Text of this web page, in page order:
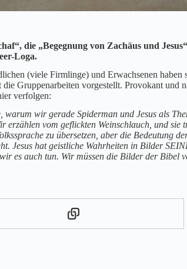
die „Begegnung von Zachäus und
Loga.
(viele Firmlinge) und Erwachsenen
Gruppenarbeiten vorgestellt. Provokant
verfolgen:
warum wir gerade Spiderman und Jesus als
erzählen vom geflickten Weinschlauch, und
zu übersetzen, aber die Bedeutung
Jesus hat geistliche Wahrheiten in Bilder
es auch tun. Wir müssen die Bilder der Bibel